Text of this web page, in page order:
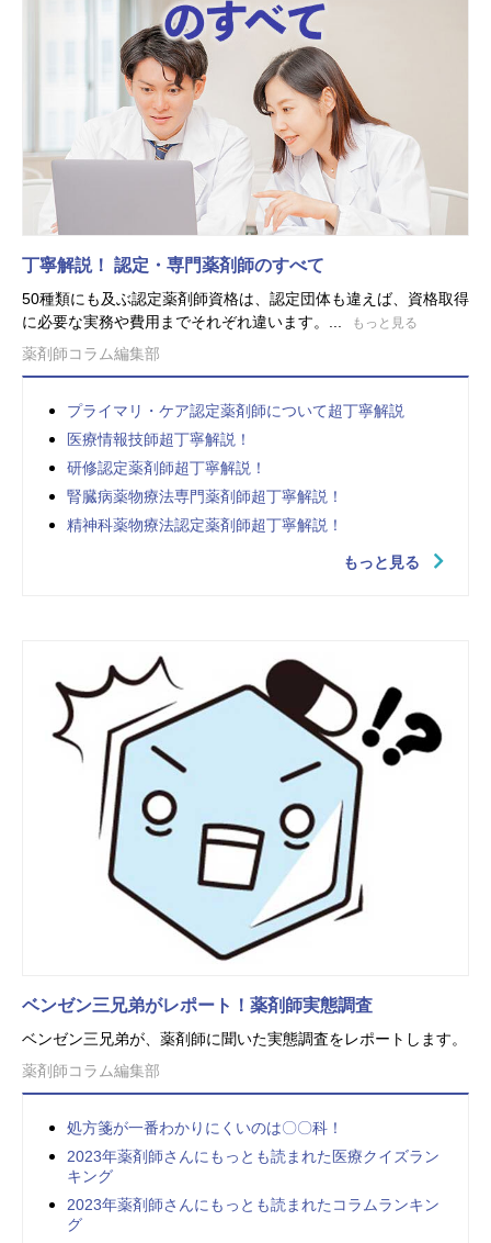
丁寧解説！ 認定・専門薬剤師のすべて
50種類にも及ぶ認定薬剤師資格は、認定団体も違えば、資格取得
に必要な実務や費用までそれぞれ違います。...
もっと見る
薬剤師コラム編集部
プライマリ・ケア認定薬剤師について超丁寧解説
医療情報技師超丁寧解説！
研修認定薬剤師超丁寧解説！
腎臓病薬物療法専門薬剤師超丁寧解説！
精神科薬物療法認定薬剤師超丁寧解説！
もっと見る
ベンゼン三兄弟がレポート！薬剤師実態調査
ベンゼン三兄弟が、薬剤師に聞いた実態調査をレポートします。
薬剤師コラム編集部
処方箋が一番わかりにくいのは〇〇科！
2023年薬剤師さんにもっとも読まれた医療クイズラン
キング
2023年薬剤師さんにもっとも読まれたコラムランキン
グ